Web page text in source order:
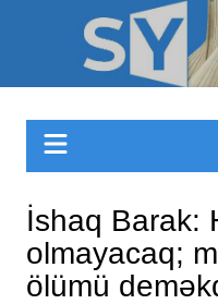
İshaq Barak:
olmayacaq;
ölümü